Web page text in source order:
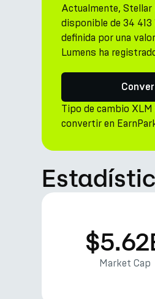
Actualmente, Stellar
disponible de 34 413
definida por una
Lumens ha
Tipo de cambio
convertir en
Market Cap